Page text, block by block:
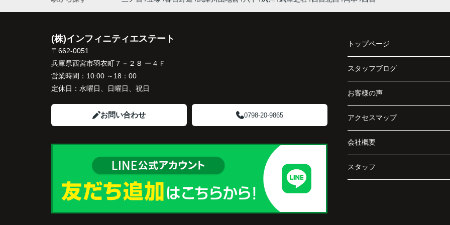
く進められるよう細かくサポートしてください
ました。
販売活動では、西宮北口駅へのアクセス、阪急
日々の暮らしに便利な住環境を丁寧に紹介して
くださいました。
ご購入いただいたご家族は、
「子育て環境も良く、長く安心して暮らせそう
です。」
として選ばれました。
やすさも丁寧に紹介してくださいました。
内覧に来られたご家族は、
「小さな子どもがいるので、道路から少し離れ
ている安心感がありますね。」
と前向きに評価してくださいました。
思い込みだけで判断せず、専門家へ相談して本
当に良かったと思います。
ことができました。
(株)インフィニティエステート
〒662-0051
兵庫県西宮市羽衣町７－２８ ー４Ｆ
営業時間： 10:00 ～18：00
定休日： 水曜日、日曜日、祝日
お問い合わせ 0798-20-9865
トップページ
スタッフブログ
お客様の声
アクセスマップ
会社概要
スタッフ